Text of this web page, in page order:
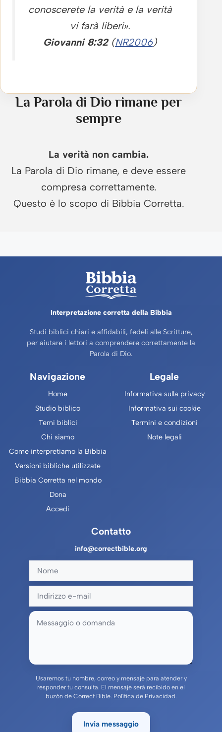
conoscerete la verità e la verità
vi farà liberi».
Giovanni 8:32(NR2006)
La Parola di Dio rimane per
sempre
La verità non cambia.
La Parola di Dio rimane, e deve essere
compresa correttamente.
Questo è lo scopo di Bibbia Corretta.
Interpretazione corretta della Bibbia
Studi biblici chiari e affidabili, fedeli alle Scritture,
per aiutare i lettori a comprendere correttamente la
Parola di Dio.
Navigazione
Home
Studio biblico
Temi biblici
Chi siamo
Come interpretiamo la Bibbia
Versioni bibliche utilizzate
Bibbia Corretta nel mondo
Dona
Accedi
Legale
Informativa sulla privacy
Informativa sui cookie
Termini e condizioni
Note legali
Contatto
info@correctbible.org
Usaremos tu nombre, correo y mensaje para atender y
responder tu consulta. El mensaje será recibido en el
buzón de Correct Bible. Política de Privacidad.
Invia messaggio